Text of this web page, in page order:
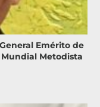
Emérito de
Metodista